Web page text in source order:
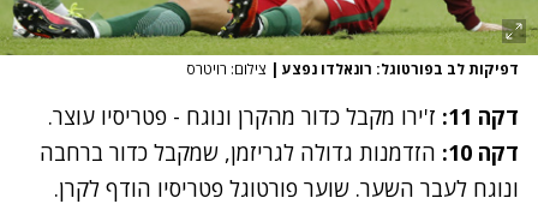
דפיקות לב בפורטוגל: רונאלדו נפצע | צילום: רויטרס
דקה 11:
ז'ירו מקבל כדור מהקרן ונוגח - פטריסיו עוצר.
דקה 10:
הזדמנות גדולה לגריזמן, שמקבל כדור ברחבה
ונוגח לעבר השער. שוער פורטוגל פטריסיו הודף לקרן.